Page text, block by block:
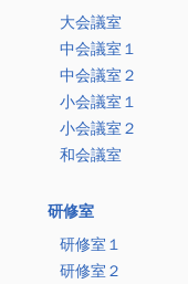
大会議室
中会議室１
中会議室２
小会議室１
小会議室２
和会議室
研修室
研修室１
研修室２